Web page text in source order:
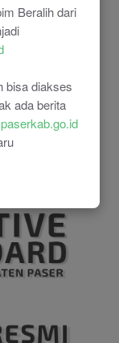
Beralih dari
bisa diakses
ada berita